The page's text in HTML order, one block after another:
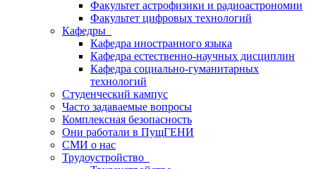
Факультет астрофизики и радиоастрономии
Факультет цифровых технологий
Кафедры
Кафедра иностранного языка
Кафедра естественно-научных дисциплин
Кафедра социально-гуманитарных
технологий
Студенческий кампус
Часто задаваемые вопросы
Комплексная безопасность
Они работали в ПущГЕНИ
СМИ о нас
Трудоустройство